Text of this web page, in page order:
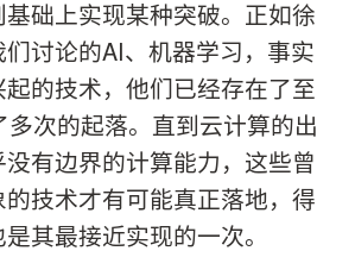
础上实现某种突破。正如徐
讨论的AI、机器学习，事实
的技术，他们已经存在了至
次的起落。直到云计算的出
有边界的计算能力，这些曾
技术才有可能真正落地，得
其最接近实现的一次。